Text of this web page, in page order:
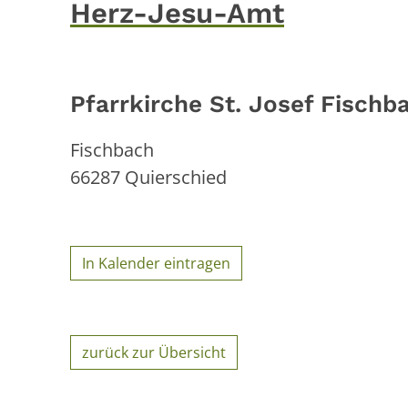
Herz-Jesu-Amt
Pfarrkirche St. Josef
Fischbach
66287 Quierschied
In Kalender eintragen
zurück zur Übersicht